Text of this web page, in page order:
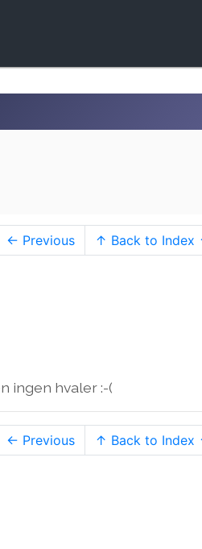
← Previous ↑ Back to Index
ingen hvaler :-(
← Previous ↑ Back to Index